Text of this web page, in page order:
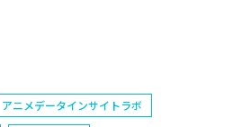
アニメデータインサイトラボ